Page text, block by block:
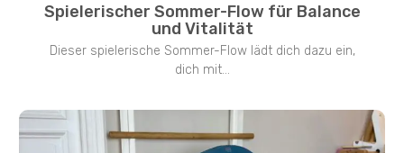
Spielerischer Sommer-Flow für Balance
und Vitalität
Dieser spielerische Sommer-Flow lädt dich dazu ein,
dich mit...